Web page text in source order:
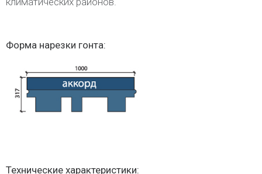
Форма нарезки гонта:
Технические характеристики: